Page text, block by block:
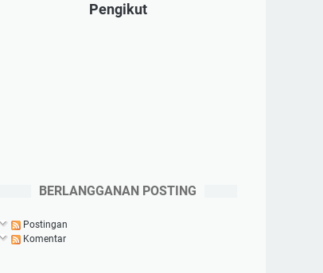
Pengikut
BERLANGGANAN POSTING
Postingan
Komentar